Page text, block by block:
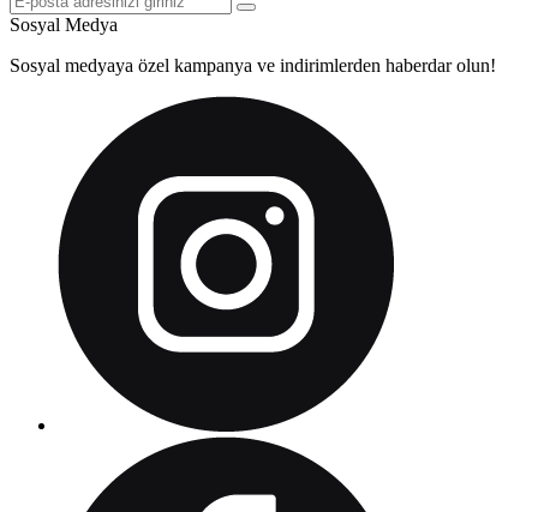
Sosyal Medya
Sosyal medyaya özel kampanya ve indirimlerden haberdar olun!